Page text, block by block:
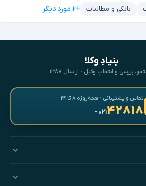
بانکی و مطالبات +۲ مورد دیگر
بنیادِ وکلا
بررسی و انتخابِ وکیل · از سال ۱۳۸۷
تماس و پشتیبانی · همه‌روزه ۸ تا ۲۴
۴۲۸۱۸- ۰۲۱